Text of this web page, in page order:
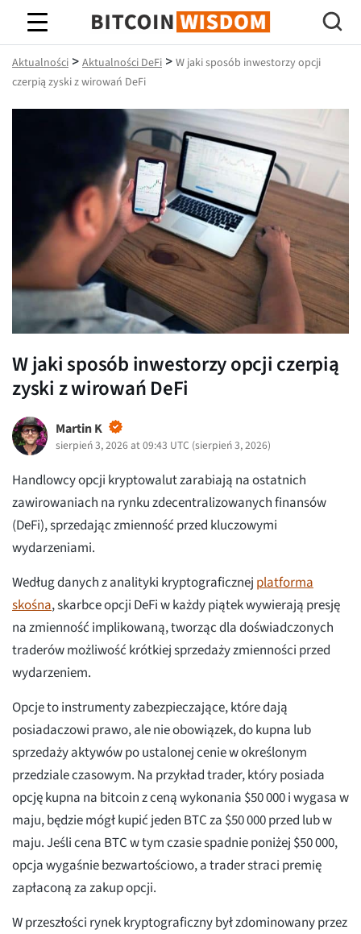
Mądrość Bitcoina
Aktualności > Aktualności DeFi > W jaki sposób inwestorzy opcji
czerpią zyski z wirowań DeFi
W jaki sposób inwestorzy opcji czerpią
zyski z wirowań DeFi
Martin K
sierpień 3, 2026 at 09:43 UTC (sierpień 3, 2026)
Handlowcy opcji kryptowalut zarabiają na ostatnich
zawirowaniach na rynku zdecentralizowanych finansów
(DeFi), sprzedając zmienność przed kluczowymi
wydarzeniami.
Według danych z analityki kryptograficznej platforma
skośna, skarbce opcji DeFi w każdy piątek wywierają presję
na zmienność implikowaną, tworząc dla doświadczonych
traderów możliwość krótkiej sprzedaży zmienności przed
wydarzeniem.
Opcje to instrumenty zabezpieczające, które dają
posiadaczowi prawo, ale nie obowiązek, do kupna lub
sprzedaży aktywów po ustalonej cenie w określonym
przedziale czasowym. Na przykład trader, który posiada
opcję kupna na bitcoin z ceną wykonania $50 000 i wygasa w
maju, będzie mógł kupić jeden BTC za $50 000 przed lub w
maju. Jeśli cena BTC w tym czasie spadnie poniżej $50 000,
opcja wygaśnie bezwartościowo, a trader straci premię
zapłaconą za zakup opcji.
W przeszłości rynek kryptograficzny był zdominowany przez